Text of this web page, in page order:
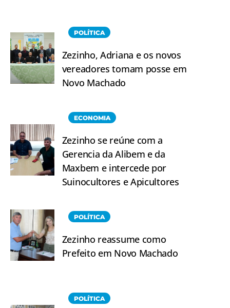
POLÍTICA
Zezinho, Adriana e os novos
vereadores tomam posse em
Novo Machado
ECONOMIA
Zezinho se reúne com a
Gerencia da Alibem e da
Maxbem e intercede por
Suinocultores e Apicultores
POLÍTICA
Zezinho reassume como
Prefeito em Novo Machado
POLÍTICA